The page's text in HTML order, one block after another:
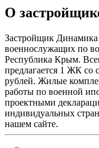
О
Застройщик Динамика
военнослужащих по
Республика Крым.
предлагается 1 ЖК со
рублей. Жилые
работы по военной
проектными
индивидуальных
нашем сайте.